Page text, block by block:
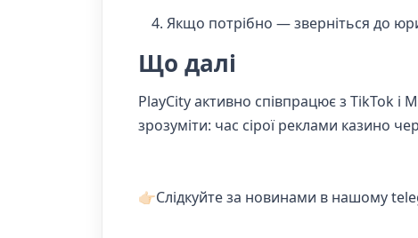
Якщо потрібно — зверніться до
Що далі
PlayCity активно співпрацює з TikTok
зрозуміти: час сірої реклами казино
👉🏻Слідкуйте за новинами в нашому